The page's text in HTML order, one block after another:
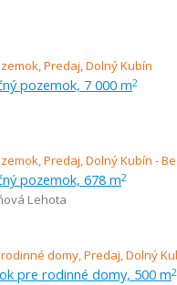
pozemok, 7 000 m2
pozemok, 678 m2
Lehota
pre rodinné domy, 500 m2